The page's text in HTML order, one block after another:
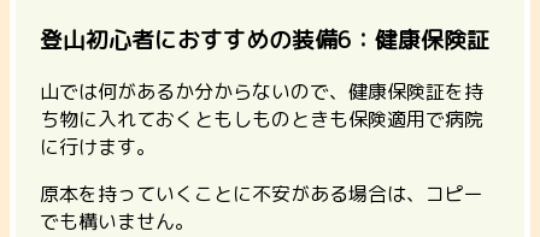
登山初心者におすすめの装備6：健康保険証
山では何があるか分からないので、健康保険証を持
ち物に入れておくともしものときも保険適用で病院
に行けます。
原本を持っていくことに不安がある場合は、コピー
でも構いません。